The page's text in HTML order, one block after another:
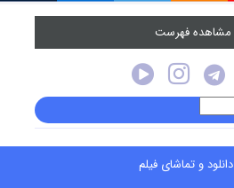
مشاهده فهرست
دانلود و تماشای فیلم